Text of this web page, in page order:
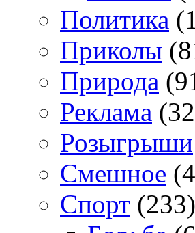
Политика
Приколы
Природа
Реклама
Розыгрыши
Смешное
Спорт (233)